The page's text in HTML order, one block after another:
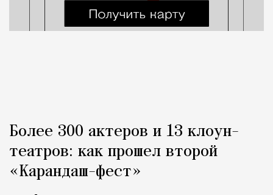
Более 300 актеров и 13 клоун-
театров: как прошел второй
«Карандаш-фест»